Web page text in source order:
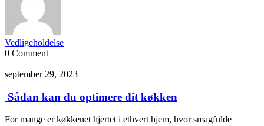
Vedligeholdelse
0 Comment
september 29, 2023
Sådan kan du optimere dit køkken
For mange er køkkenet hjertet i ethvert hjem, hvor smagfulde